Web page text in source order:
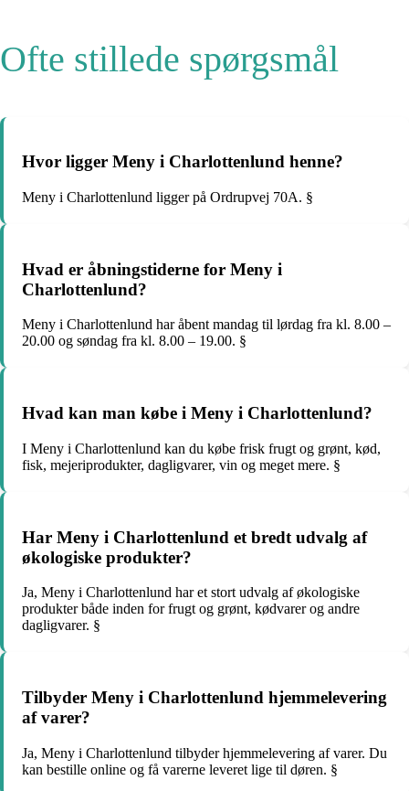
Ofte stillede spørgsmål
Hvor ligger Meny i Charlottenlund henne?
Meny i Charlottenlund ligger på Ordrupvej 70A. §
Hvad er åbningstiderne for Meny i
Charlottenlund?
Meny i Charlottenlund har åbent mandag til lørdag fra kl. 8.00 –
20.00 og søndag fra kl. 8.00 – 19.00. §
Hvad kan man købe i Meny i Charlottenlund?
I Meny i Charlottenlund kan du købe frisk frugt og grønt, kød,
fisk, mejeriprodukter, dagligvarer, vin og meget mere. §
Har Meny i Charlottenlund et bredt udvalg af
økologiske produkter?
Ja, Meny i Charlottenlund har et stort udvalg af økologiske
produkter både inden for frugt og grønt, kødvarer og andre
dagligvarer. §
Tilbyder Meny i Charlottenlund hjemmelevering
af varer?
Ja, Meny i Charlottenlund tilbyder hjemmelevering af varer. Du
kan bestille online og få varerne leveret lige til døren. §